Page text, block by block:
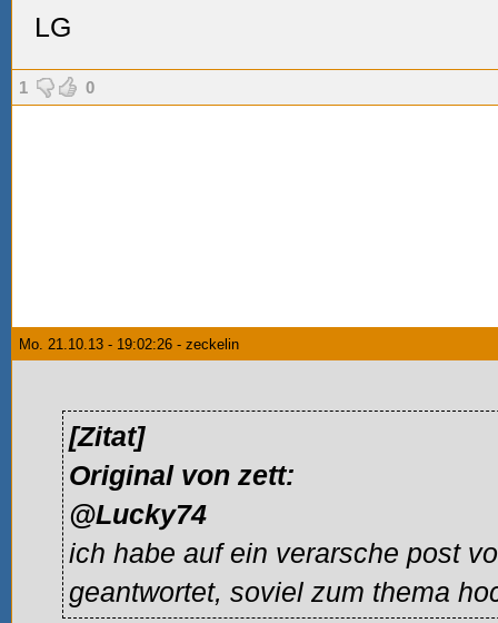
LG
1 0
Mo. 21.10.13 - 19:02:26 - zeckelin
[Zitat]
Original von zett:
@Lucky74
ich habe auf ein verarsche post
geantwortet, soviel zum thema